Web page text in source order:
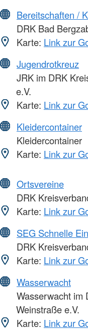
Bereitschaften /
DRK Bad
Karte: Link zur
Jugendrotkreuz
JRK im DRK
e.V.
Karte: Link zur
Kleidercontainer
Kleidercontainer
Karte: Link zur
Ortsvereine
DRK
Karte: Link zur
SEG Schnelle
DRK
Karte: Link zur
Wasserwacht
Wasserwacht im
Weinstraße e.V.
Karte: Link zur